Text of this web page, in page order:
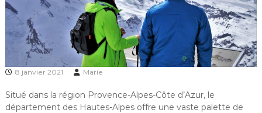
8 janvier 2021 Marie
Situé dans la région Provence-Alpes-Côte d’Azur, le
département des Hautes-Alpes offre une vaste palette de